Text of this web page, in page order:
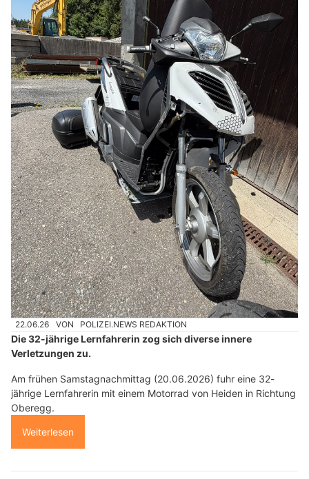
22.06.26 VON POLIZEI.NEWS REDAKTION
Die 32-jährige Lernfahrerin zog sich diverse innere
Verletzungen zu.
Am frühen Samstagnachmittag (20.06.2026) fuhr eine 32-
jährige Lernfahrerin mit einem Motorrad von Heiden in Richtung
Oberegg.
Weiterlesen